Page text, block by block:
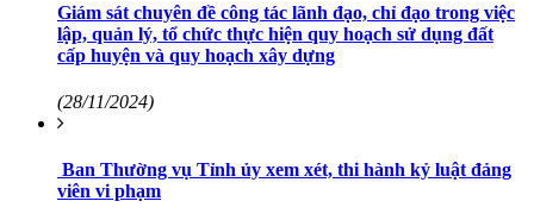
Giám sát chuyên đề công tác lãnh đạo, chỉ đạo trong việc
lập, quản lý, tổ chức thực hiện quy hoạch sử dụng đất
cấp huyện và quy hoạch xây dựng
(28/11/2024)
Ban Thường vụ Tỉnh ủy xem xét, thi hành kỷ luật đảng
viên vi phạm